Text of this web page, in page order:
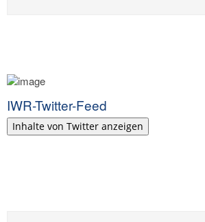
IWR-Twitter-Feed
Inhalte von Twitter anzeigen